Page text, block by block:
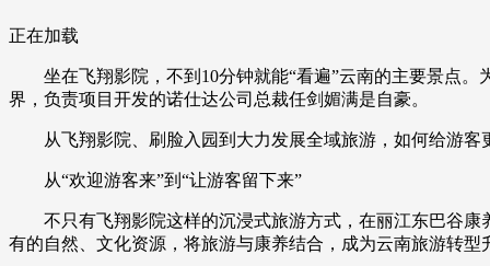
体育 直播 竞猜 2026年世界杯
VIP会员 CCTV奥林匹克频道 生活体育大会
大国智造 大国展会 大国保险 云顶对话
正在加载
坐在飞翔影院，不到10分钟就能“看遍”云南的主要景点。
界，负责项目开发的诺仕达公司总裁任剑媚满是自豪。
从飞翔影院、刷脸入园到大力发展全域旅游，如何给游客
从“欢迎游客来”到“让游客留下来”
不只有飞翔影院这样的沉浸式旅游方式，在丽江东巴谷康
有的自然、文化资源，将旅游与康养结合，成为云南旅游转型